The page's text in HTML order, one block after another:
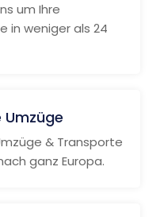
um Ihre
in weniger als 24
& Transporte
ganz Europa.